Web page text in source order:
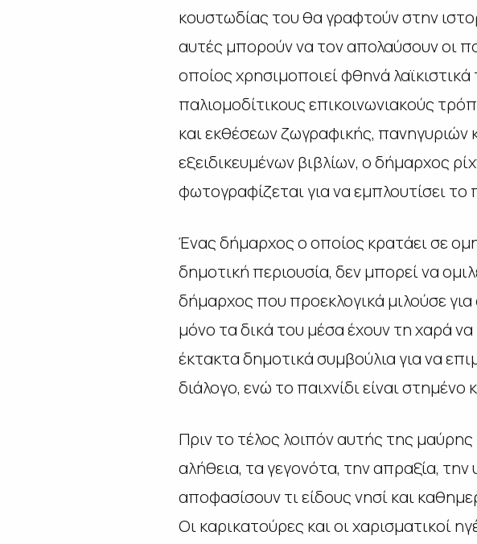
κουστωδίας του θα γραφτούν στην
αυτές μπορούν να τον απολαύσουν οι
οποίος χρησιμοποιεί φθηνά
παλιομοδίτικους επικοινωνιακούς
και εκθέσεων ζωγραφικής, πανηγυριών
εξειδικευμένων βιβλίων, ο δήμαρχος
φωτογραφίζεται για να εμπλουτίσει το
Ένας δήμαρχος ο οποίος κρατάει σε
δημοτική περιουσία, δεν μπορεί να
δήμαρχος που προεκλογικά μιλούσε
μόνο τα δικά του μέσα έχουν τη χαρά
έκτακτα δημοτικά συμβούλια για να
διάλογο, ενώ το παιχνίδι είναι
Πριν το τέλος λοιπόν αυτής της
αλήθεια, τα γεγονότα, την απραξία,
αποφασίσουν τι είδους νησί και
Οι καρικατούρες και οι χαρισματικοί